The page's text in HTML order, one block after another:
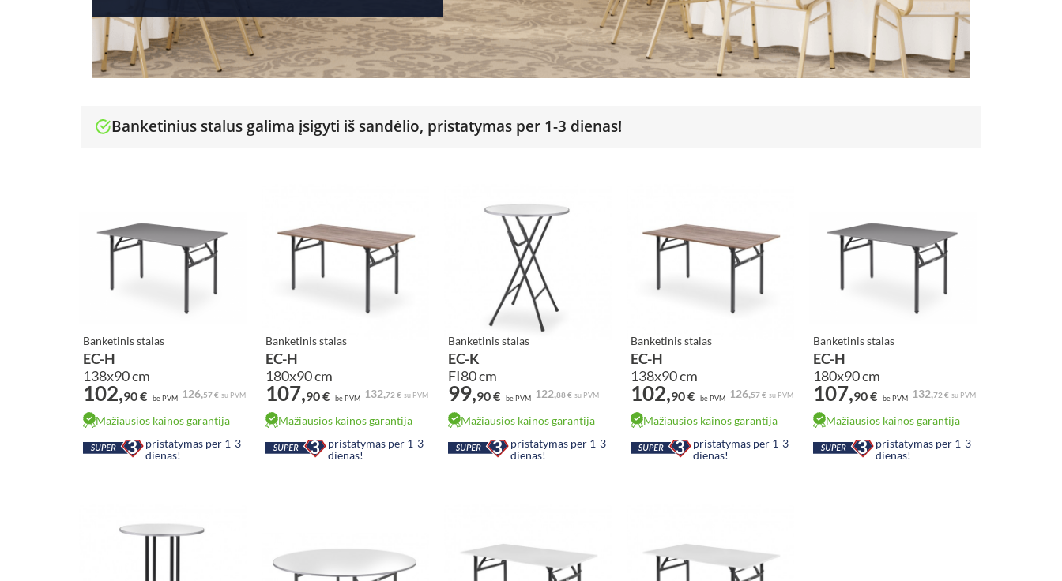
Banketinius stalus galima įsigyti iš sandėlio, pristatymas per 1-3 dienas!
Banketinis stalas
EC-H
138x90 cm
Antracitas
102,90 € be PVM 126,57 € su PVM
Mažiausios kainos garantija
pristatymas per 1-3
dienas!
Banketinis stalas
EC-H
180x90 cm
Sonomos ąžuolas
107,90 € be PVM 132,72 € su PVM
Mažiausios kainos garantija
pristatymas per 1-3
dienas!
Banketinis stalas
EC-K
FI80 cm
Baltoji Aliaska
99,90 € be PVM 122,88 € su PVM
Mažiausios kainos garantija
pristatymas per 1-3
dienas!
Banketinis stalas
EC-H
138x90 cm
Sonomos ąžuolas
102,90 € be PVM 126,57 € su PVM
Mažiausios kainos garantija
pristatymas per 1-3
dienas!
Banketinis stalas
EC-H
180x90 cm
Antracitas
107,90 € be PVM 132,72 € su PVM
Mažiausios kainos garantija
pristatymas per 1-3
dienas!